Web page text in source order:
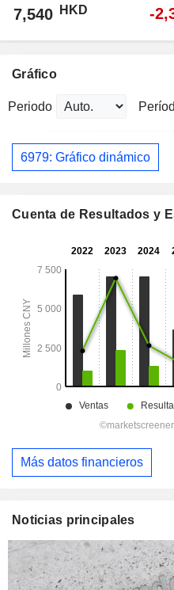
7,540 HKD -
Gráfico
Periodo
6979: Gráfico dinámico
Cuenta de Resultados y
Más datos financieros
Noticias principales